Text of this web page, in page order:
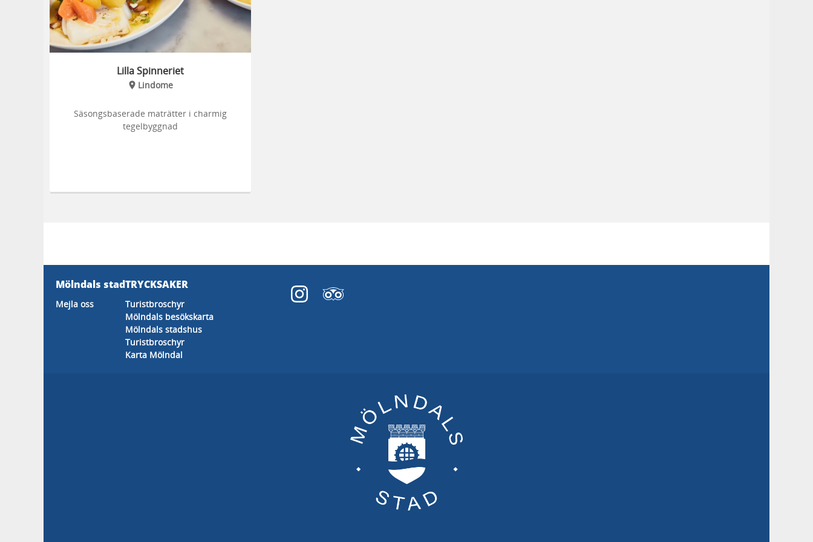
Lilla Spinneriet
Lindome
Säsongsbaserade maträtter i charmig
tegelbyggnad
Mölndals stad
Mejla oss
TRYCKSAKER
Turistbroschyr
Mölndals besökskarta
Mölndals stadshus
Turistbroschyr
Karta Mölndal